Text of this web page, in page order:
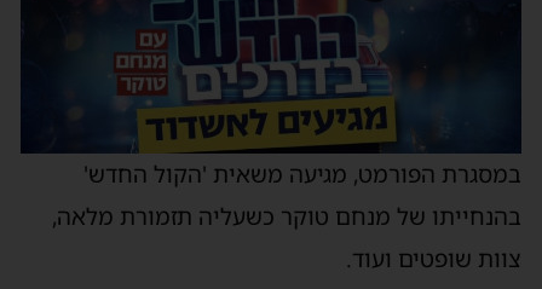
במסגרת הפורמט, מגיעה משאית 'הקול החדש'
בהנחייתו של מנחם טוקר כשעליה תזמורת מלאה,
צוות שופטים ועוד.